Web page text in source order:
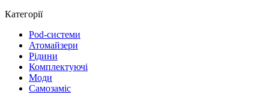
Категорії
Pod-системи
Атомайзери
Рідини
Комплектуючі
Моди
Самозаміс